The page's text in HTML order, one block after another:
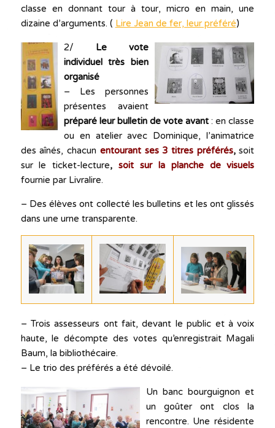
classe en donnant tour à tour, micro en main, une
dizaine d’arguments. ( Lire Jean de fer, leur préféré)
2/ Le vote
individuel très bien
organisé
– Les personnes
présentes avaient
préparé leur bulletin de vote avant: en classe
ou en atelier avec Dominique, l’animatrice
des aînés, chacun entourant ses 3 titres préférés,soit
sur le ticket-lecture,soit sur la planche de visuels
fournie par Livralire.
– Des élèves ont collecté les bulletins et les ont glissés
dans une urne transparente.
– Trois assesseurs ont fait, devant le public et à voix
haute, le décompte des votes qu’enregistrait Magali
Baum, la bibliothécaire.
– Le trio des préférés a été dévoilé.
Un banc bourguignon et
un goûter ont clos la
rencontre. Une résidente